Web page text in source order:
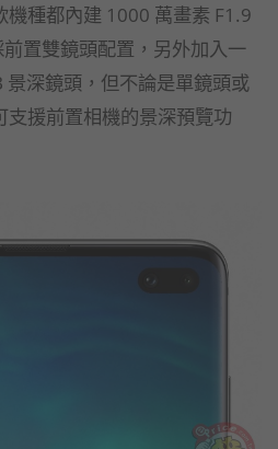
種都內建 1000 萬畫素 F1.9
置雙鏡頭配置，另外加入一
景深鏡頭，但不論是單鏡頭或
援前置相機的景深預覽功